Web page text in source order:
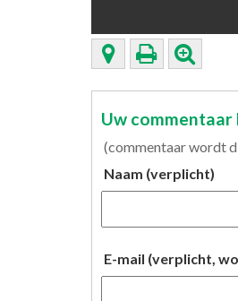
Uw commentaar
(commentaar wordt
Naam (verplicht)
E-mail (verplicht,